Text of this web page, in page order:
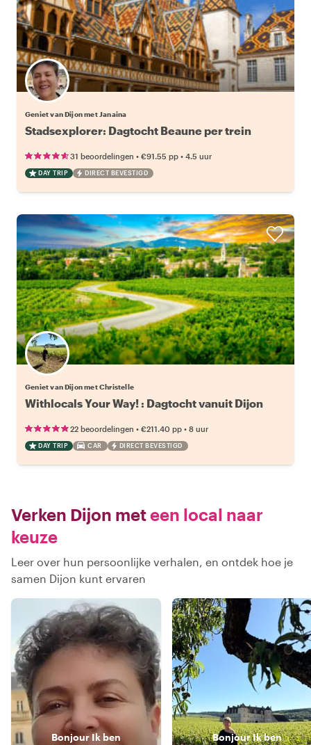
Geniet van Dijon met Janaina
Stadsexplorer: Dagtocht Beaune per trein
31 beoordelingen • €91.55 pp • 4.5 uur
DAY TRIP DIRECT BEVESTIGD
Geniet van Dijon met Christelle
Withlocals Your Way! : Dagtocht vanuit Dijon
22 beoordelingen • €211.40 pp • 8 uur
DAY TRIP CAR DIRECT BEVESTIGD
Verken Dijon meteen local naar
keuze
Leer over hun persoonlijke verhalen, en ontdek hoe je
samen Dijon kunt ervaren
BonjourIk ben BonjourIk ben